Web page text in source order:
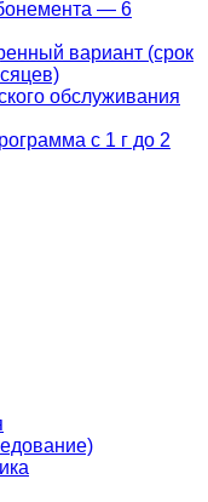
— 6
вариант (срок
обслуживания
с 1 г до 2